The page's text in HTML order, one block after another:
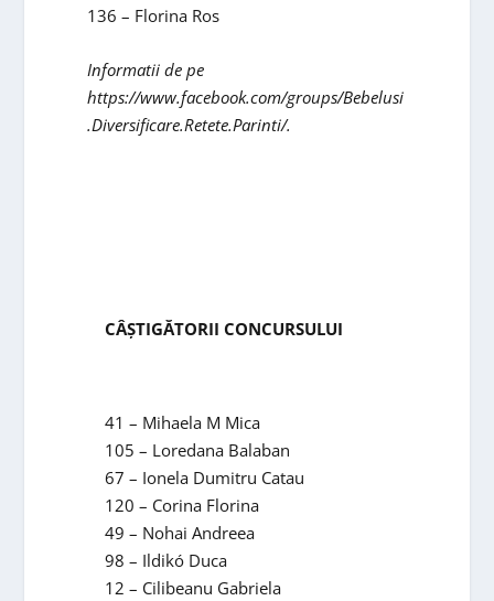
136 – Florina Ros
Informatii de pe
https://www.facebook.com/groups/Bebelusi
.Diversificare.Retete.Parinti/.
CÂŞTIGĂTORII CONCURSULUI
41 – Mihaela M Mica
105 – Loredana Balaban
67 – Ionela Dumitru Catau
120 – Corina Florina
49 – Nohai Andreea
98 – Ildikó Duca
12 – Cilibeanu Gabriela